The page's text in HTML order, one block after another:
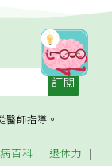
醫師指導。
百科 退休力